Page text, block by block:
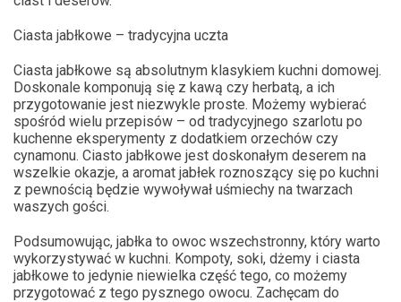
Ciasta jabłkowe – tradycyjna uczta
Ciasta jabłkowe są absolutnym klasykiem kuchni domowej.
Doskonale komponują się z kawą czy herbatą, a ich
przygotowanie jest niezwykle proste. Możemy wybierać
spośród wielu przepisów – od tradycyjnego szarlotu po
kuchenne eksperymenty z dodatkiem orzechów czy
cynamonu. Ciasto jabłkowe jest doskonałym deserem na
wszelkie okazje, a aromat jabłek roznoszący się po kuchni
z pewnością będzie wywoływał uśmiechy na twarzach
waszych gości.
Podsumowując, jabłka to owoc wszechstronny, który warto
wykorzystywać w kuchni. Kompoty, soki, dżemy i ciasta
jabłkowe to jedynie niewielka część tego, co możemy
przygotować z tego pysznego owocu. Zachęcam do